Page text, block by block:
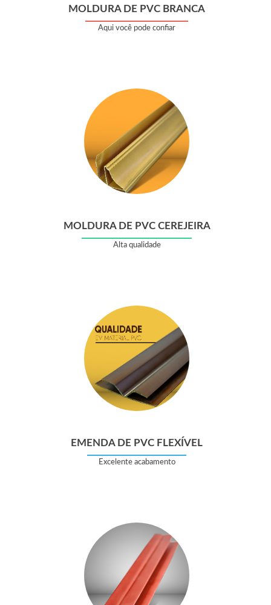
MOLDURA DE PVC BRANCA
Aqui você pode confiar
MOLDURA DE PVC CEREJEIRA
Alta qualidade
EMENDA DE PVC FLEXÍVEL
Excelente acabamento